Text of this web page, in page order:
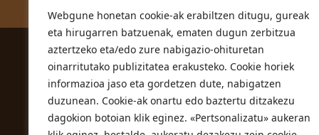
Webgune honetan cookie-ak erabiltzen ditugu, gureak
eta hirugarren batzuenak, ematen dugun zerbitzua
aztertzeko eta/edo zure nabigazio-ohituretan
oinarritutako publizitatea erakusteko. Cookie horiek
informazioa jaso eta gordetzen dute, nabigatzen
duzunean. Cookie-ak onartu edo baztertu ditzakezu
dagokion botoian klik eginez. «Pertsonalizatu» aukeran
ORIOKO UDALA
Herriko plaza,1
20810 Orio (Gipuzkoa)
T. 943 83 03 46